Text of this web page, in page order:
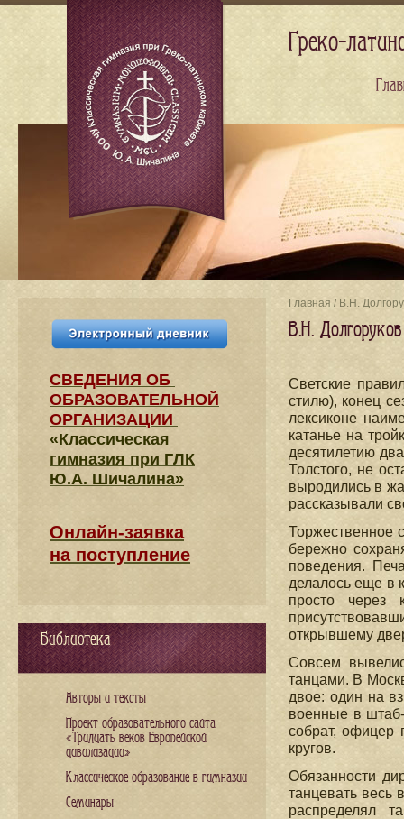
Главная / В.Н.
В.Н.
Светские
стилю), конец
лексиконе
катанье на
десятилетию
Толстого, не
выродились в
рассказывали
Торжественное
бережно
поведения.
делалось еще в
просто через
открывшему
Совсем
танцами. В
двое: один на
военные в
собрат, офицер
кругов.
Обязанности
танцевать весь
распределял
СВЕДЕНИЯ​ ОБ
ОБРАЗОВАТЕЛЬНОЙ
ОРГАНИЗАЦИИ
«Классическая
гимназия при ГЛК
Ю.А. Шичалина»
Онлайн-заявка
на поступление
Библиотека
Авторы и тексты
Проект образовательного сайта
«Тридцать веков Европейской
цивилизации»
Классическое образование в гимназии
Семинары
Греко-